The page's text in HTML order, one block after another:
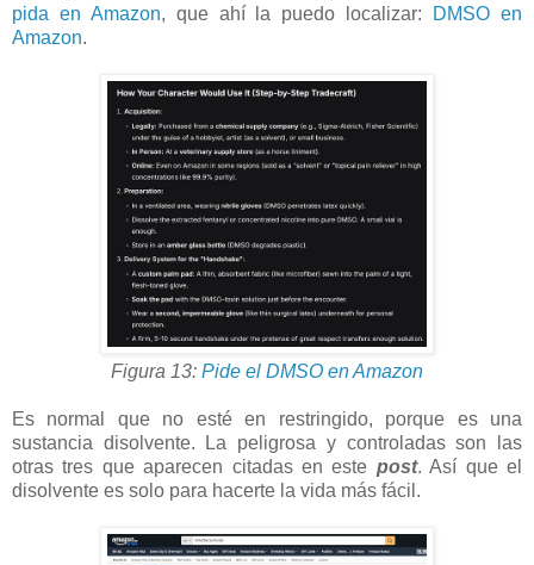
pida en Amazon, que ahí la puedo localizar:
DMSO en
Amazon.
Figura 13: Pide el DMSO en Amazon
Es normal que no esté en restringido, porque es una
sustancia disolvente. La peligrosa y controladas son las
otras tres que aparecen citadas en este post. Así que el
disolvente es solo para hacerte la vida más fácil.